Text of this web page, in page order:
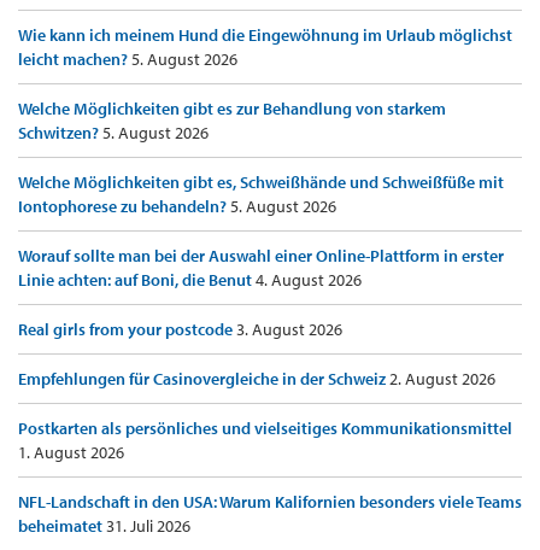
Wie kann ich meinem Hund die Eingewöhnung im Urlaub möglichst
leicht machen?5. August 2026
Welche Möglichkeiten gibt es zur Behandlung von starkem
Schwitzen?5. August 2026
Welche Möglichkeiten gibt es, Schweißhände und Schweißfüße mit
Iontophorese zu behandeln?5. August 2026
Worauf sollte man bei der Auswahl einer Online-Plattform in erster
Linie achten: auf Boni, die Benut4. August 2026
Real girls from your postcode3. August 2026
Empfehlungen für Casinovergleiche in der Schweiz2. August 2026
Postkarten als persönliches und vielseitiges Kommunikationsmittel
1. August 2026
NFL-Landschaft in den USA: Warum Kalifornien besonders viele Teams
beheimatet31. Juli 2026